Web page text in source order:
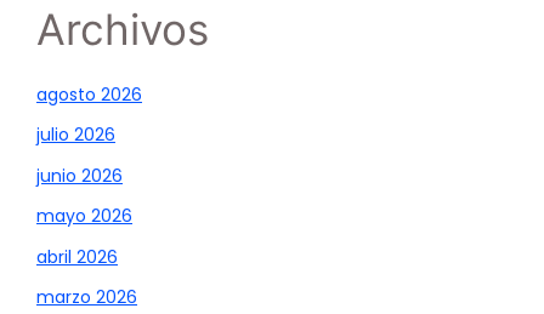
Archivos
agosto 2026
julio 2026
junio 2026
mayo 2026
abril 2026
marzo 2026